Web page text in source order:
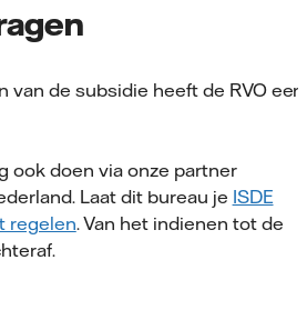
van de subsidie heeft de RVO een
ook doen via onze partner
Laat dit bureau je ISDE
regelen. Van het indienen tot de